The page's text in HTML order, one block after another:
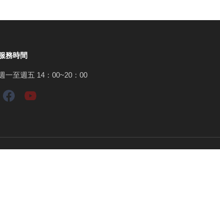
務時間
一至週五 14：00~20：00